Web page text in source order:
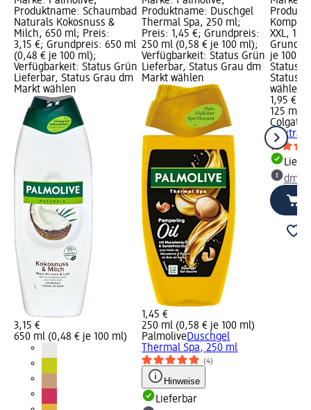
Produktname: Schaumbad
Naturals Kokosnuss &
Milch, 650 ml; Preis:
3,15 €; Grundpreis: 650 ml
(0,48 € je 100 ml);
Verfügbarkeit: Status Grün
Lieferbar, Status Grau dm
Markt wählen
3,15 €
650 ml (0,48 € je 100 ml)
Produktname: Duschgel
Thermal Spa, 250 ml;
Preis: 1,45 €; Grundpreis:
250 ml (0,58 € je 100 ml);
Verfügbarkeit: Status Grün
Lieferbar, Status Grau dm
Markt wählen
1,45 €
250 ml (0,58 € je 100 ml)
PalmoliveDuschgel
Thermal Spa, 250 ml
(4)
Hinweise
Lieferbar
XXL,
je 100
Status
Status
wählen
1,95 €
125 ml
Colgate
8 Extra
dm